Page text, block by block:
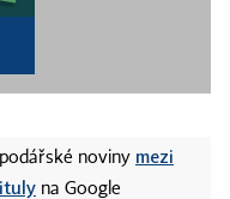
noviny mezi
na Google